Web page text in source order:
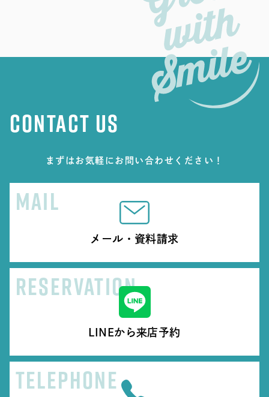
CONTACT US
まずはお気軽にお問い合わせください！
MAIL
メール・資料請求
RESERVATION
LINEから来店予約
TELEPHONE